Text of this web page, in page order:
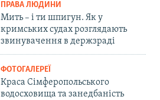
ПРАВА ЛЮДИНИ
Мить – і ти шпигун. Як у
кримських судах розглядають
звинувачення в держзраді
ФОТОГАЛЕРЕЇ
Краса Сімферопольського
водосховища та занедбаність